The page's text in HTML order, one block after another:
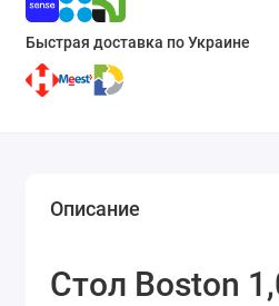
Быстрая доставка по Украине
Описание
Стол Boston